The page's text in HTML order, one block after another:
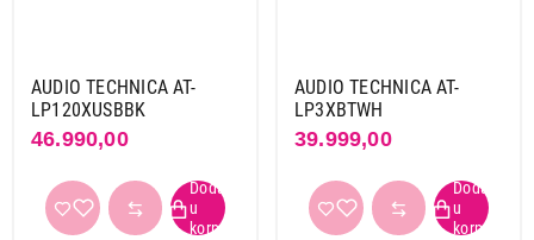
AUDIO TECHNICA AT-
LP120XUSBBK
46.990,00
AUDIO TECHNICA AT-
LP3XBTWH
39.999,00